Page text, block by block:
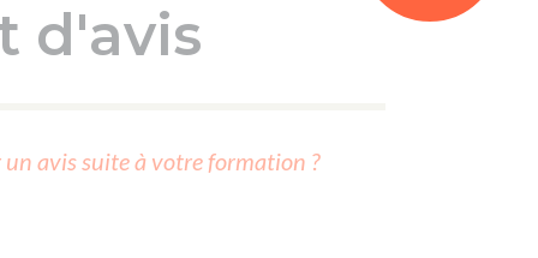
d'avis
avis suite à votre formation ?